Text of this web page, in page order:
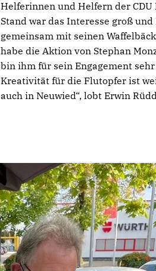
Helferinnen und Helfern der CDU
Stand war das Interesse groß
gemeinsam mit seinen
habe die Aktion von Stephan
bin ihm für sein Engagement
Kreativität für die Flutopfer ist
auch in Neuwied“, lobt Erwin